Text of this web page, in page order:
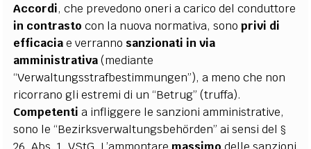
Accordi, che prevedono oneri a carico del conduttore
in contrasto con la nuova normativa, sonoprivi di
efficaciae verranno sanzionati in via
amministrativa(mediante
“Verwaltungsstrafbestimmungen”), a meno che non
ricorrano gli estremi di un “Betrug” (truffa).
Competentia infliggere le sanzioni amministrative,
sono le “Bezirksverwaltungsbehörden” ai sensi del §